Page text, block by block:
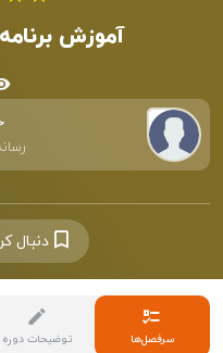
آموزش
دنبال
سرفصل‌ها توضیحات دوره